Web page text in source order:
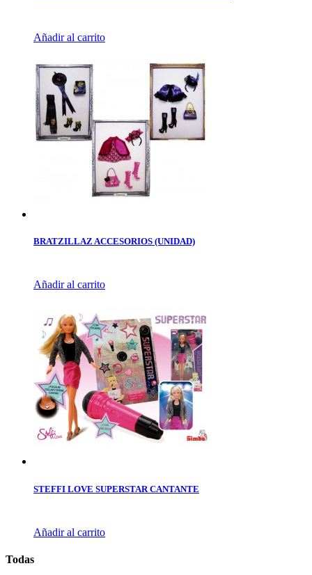
Añadir al carrito
BRATZILLAZ ACCESORIOS (UNIDAD)
Añadir al carrito
STEFFI LOVE SUPERSTAR CANTANTE
Añadir al carrito
Todas